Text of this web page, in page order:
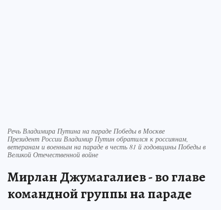
Речь Владимира Путина на параде Победы в Москве
Президент России Владимир Путин обратился к россиянам,
ветеранам и военным на параде в честь 81 й годовщины Победы в
Великой Отечественной войне
Мирлан Джумагалиев - во главе
командной группы на параде